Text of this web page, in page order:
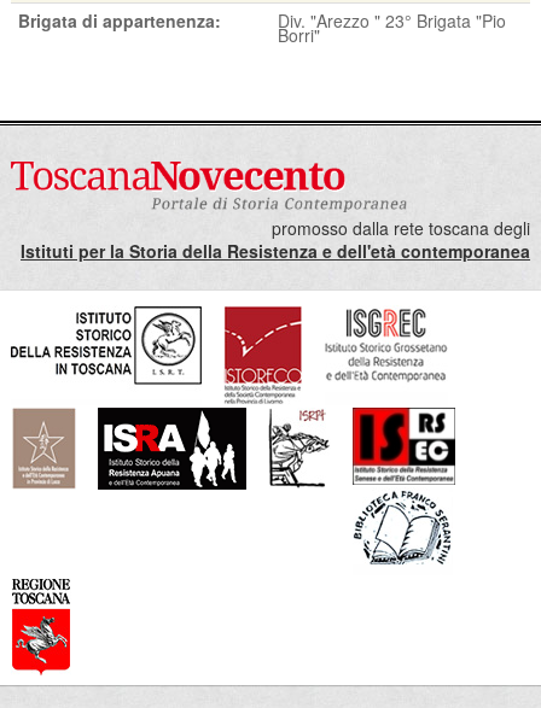
Brigata di appartenenza:
Div. "Arezzo " 23° Brigata "Pio
Borri"
promosso dalla rete toscana degli
Istituti per la Storia della Resistenza e dell'età contemporanea